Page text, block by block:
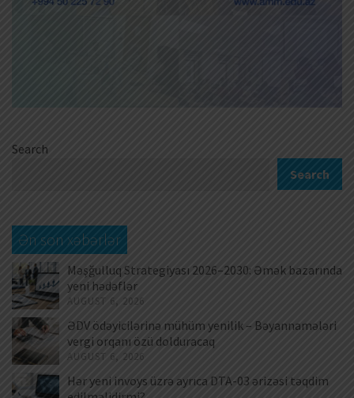
Search
Search
Ən son xəbərlər
Məşğulluq Strategiyası 2026–2030: Əmək bazarında
yeni hədəflər
AUGUST 6, 2026
ƏDV ödəyicilərinə mühüm yenilik – Bəyannamələri
vergi orqanı özü dolduracaq
AUGUST 6, 2026
Hər yeni invoys üzrə ayrıca DTA-03 ərizəsi təqdim